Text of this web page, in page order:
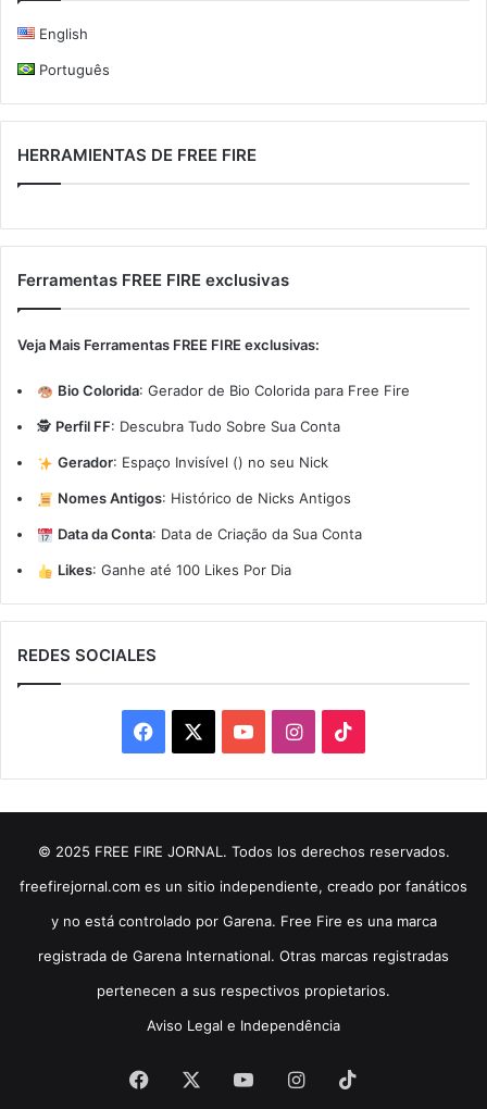
English
Português
HERRAMIENTAS DE FREE FIRE
Ferramentas FREE FIRE exclusivas
Veja Mais Ferramentas FREE FIRE exclusivas:
Bio Colorida: Gerador de Bio Colorida para Free Fire
🕵️ Perfil FF: Descubra Tudo Sobre Sua Conta
Gerador: Espaço Invisível (ㅤ) no seu Nick
Nomes Antigos: Histórico de Nicks Antigos
Data da Conta: Data de Criação da Sua Conta
Likes: Ganhe até 100 Likes Por Dia
REDES SOCIALES
Facebook YouTubeInstagram
© 2025 FREE FIRE JORNAL. Todos los derechos reservados.
freefirejornal.com es un sitio independiente, creado por fanáticos
y no está controlado por Garena. Free Fire es una marca
registrada de Garena International. Otras marcas registradas
pertenecen a sus respectivos propietarios.
Aviso Legal e Independência
Facebook YouTubeInstagram